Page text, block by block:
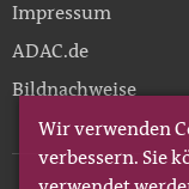
Impressum
ADAC.de
Bildnachweise
Wir verwenden
verbessern. Sie